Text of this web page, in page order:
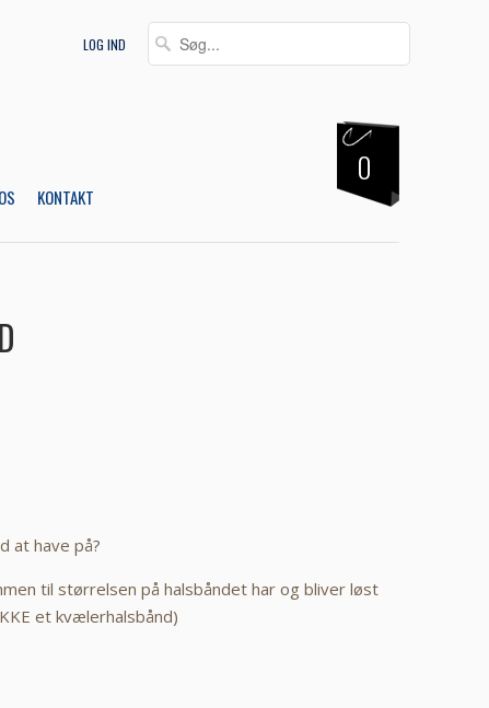
LOG IND
KONTAKT
0
at have på?
til størrelsen på halsbåndet har og bliver løst
et kvælerhalsbånd)